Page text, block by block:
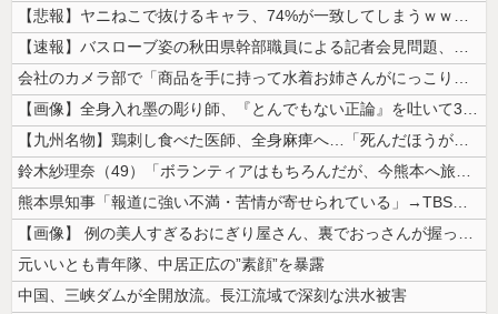
【悲報】ヤニねこで抜けるキャラ、74%が一致してしまうｗｗｗｗｗ
【速報】バスローブ姿の秋田県幹部職員による記者会見問題、ラブホテルから...
会社のカメラ部で「商品を手に持って水着お姉さんがにっこり」を撮影、だが...
【画像】全身入れ墨の彫り師、『とんでもない正論』を吐いて30万再生され...
【九州名物】鶏刺し食べた医師、全身麻痺へ…「死んだほうが良かったと思っ...
鈴木紗理奈（49）「ボランティアはもちろんだが、今熊本へ旅行に行くこと...
熊本県知事「報道に強い不満・苦情が寄せられている」→TBSの報道特集が...
【画像】 例の美人すぎるおにぎり屋さん、裏でおっさんが握っていたｗｗｗ...
元いいとも青年隊、中居正広の”素顔”を暴露
中国、三峡ダムが全開放流。長江流域で深刻な洪水被害